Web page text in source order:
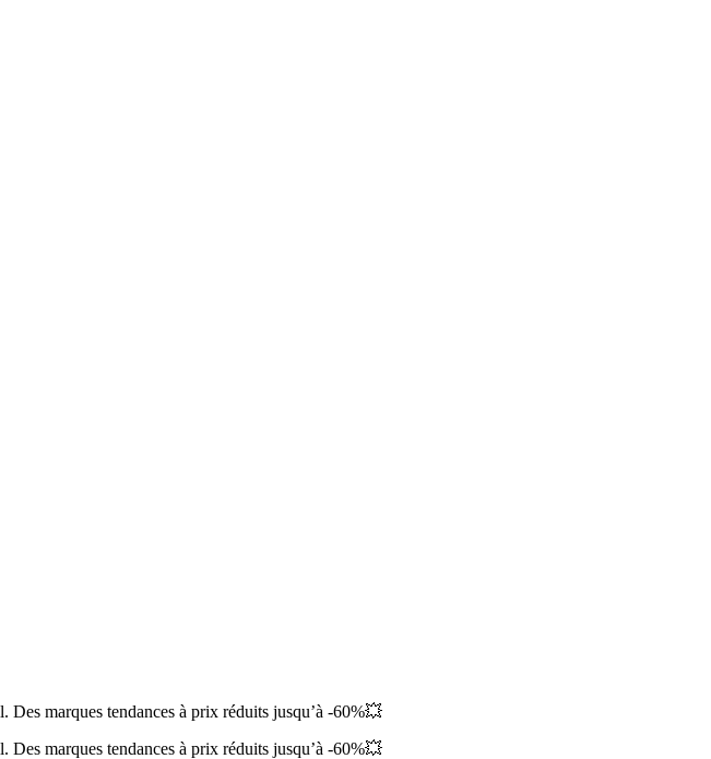
marques tendances à prix réduits jusqu’à -60%💥
marques tendances à prix réduits jusqu’à -60%💥